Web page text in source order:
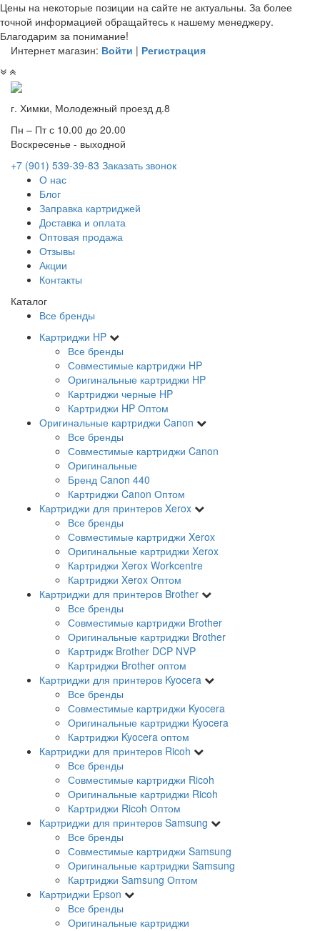
Цены на некоторые позиции на сайте не актуальны. За более
точной информацией обращайтесь к нашему менеджеру.
Благодарим за понимание!
Интернет магазин: Войти | Регистрация
г. Химки, Молодежный проезд д.8
Пн – Пт с 10.00 до 20.00
Воскресенье - выходной
+7 (901) 539-39-83 Заказать звонок
О нас
Блог
Заправка картриджей
Доставка и оплата
Оптовая продажа
Отзывы
Акции
Контакты
Каталог
Все бренды
Картриджи HP
Все бренды
Совместимые картриджи HP
Оригинальные картриджи HP
Картриджи черные HP
Картриджи HP Оптом
Оригинальные картриджи Canon
Все бренды
Совместимые картриджи Canon
Оригинальные
Бренд Canon 440
Картриджи Canon Оптом
Картриджи для принтеров Xerox
Все бренды
Совместимые картриджи Xerox
Оригинальные картриджи Xerox
Картриджи Xerox Workcentre
Картриджи Xerox Оптом
Картриджи для принтеров Brother
Все бренды
Совместимые картриджи Brother
Оригинальные картриджи Brother
Картридж Brother DCP NVP
Картриджи Brother оптом
Картриджи для принтеров Kyocera
Все бренды
Совместимые картриджи Kyocera
Оригинальные картриджи Kyocera
Картриджи Kyocera оптом
Картриджи для принтеров Ricoh
Все бренды
Совместимые картриджи Ricoh
Оригинальные картриджи Ricoh
Картриджи Ricoh Оптом
Картриджи для принтеров Samsung
Все бренды
Совместимые картриджи Samsung
Оригинальные картриджи Samsung
Картриджи Samsung Оптом
Картриджи Epson
Все бренды
Оригинальные картриджи